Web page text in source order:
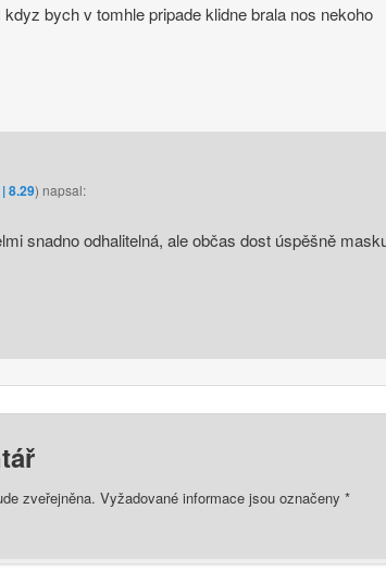
bych v tomhle pripade klidne brala nos nekoho
8.29) napsal:
snadno odhalitelná, ale občas dost úspěšně
zveřejněna. Vyžadované informace jsou označeny *